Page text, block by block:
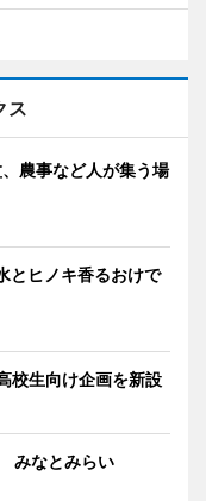
ス
農事など人が集う場
ヒノキ香るおけで
校生向け企画を新設
みなとみらい